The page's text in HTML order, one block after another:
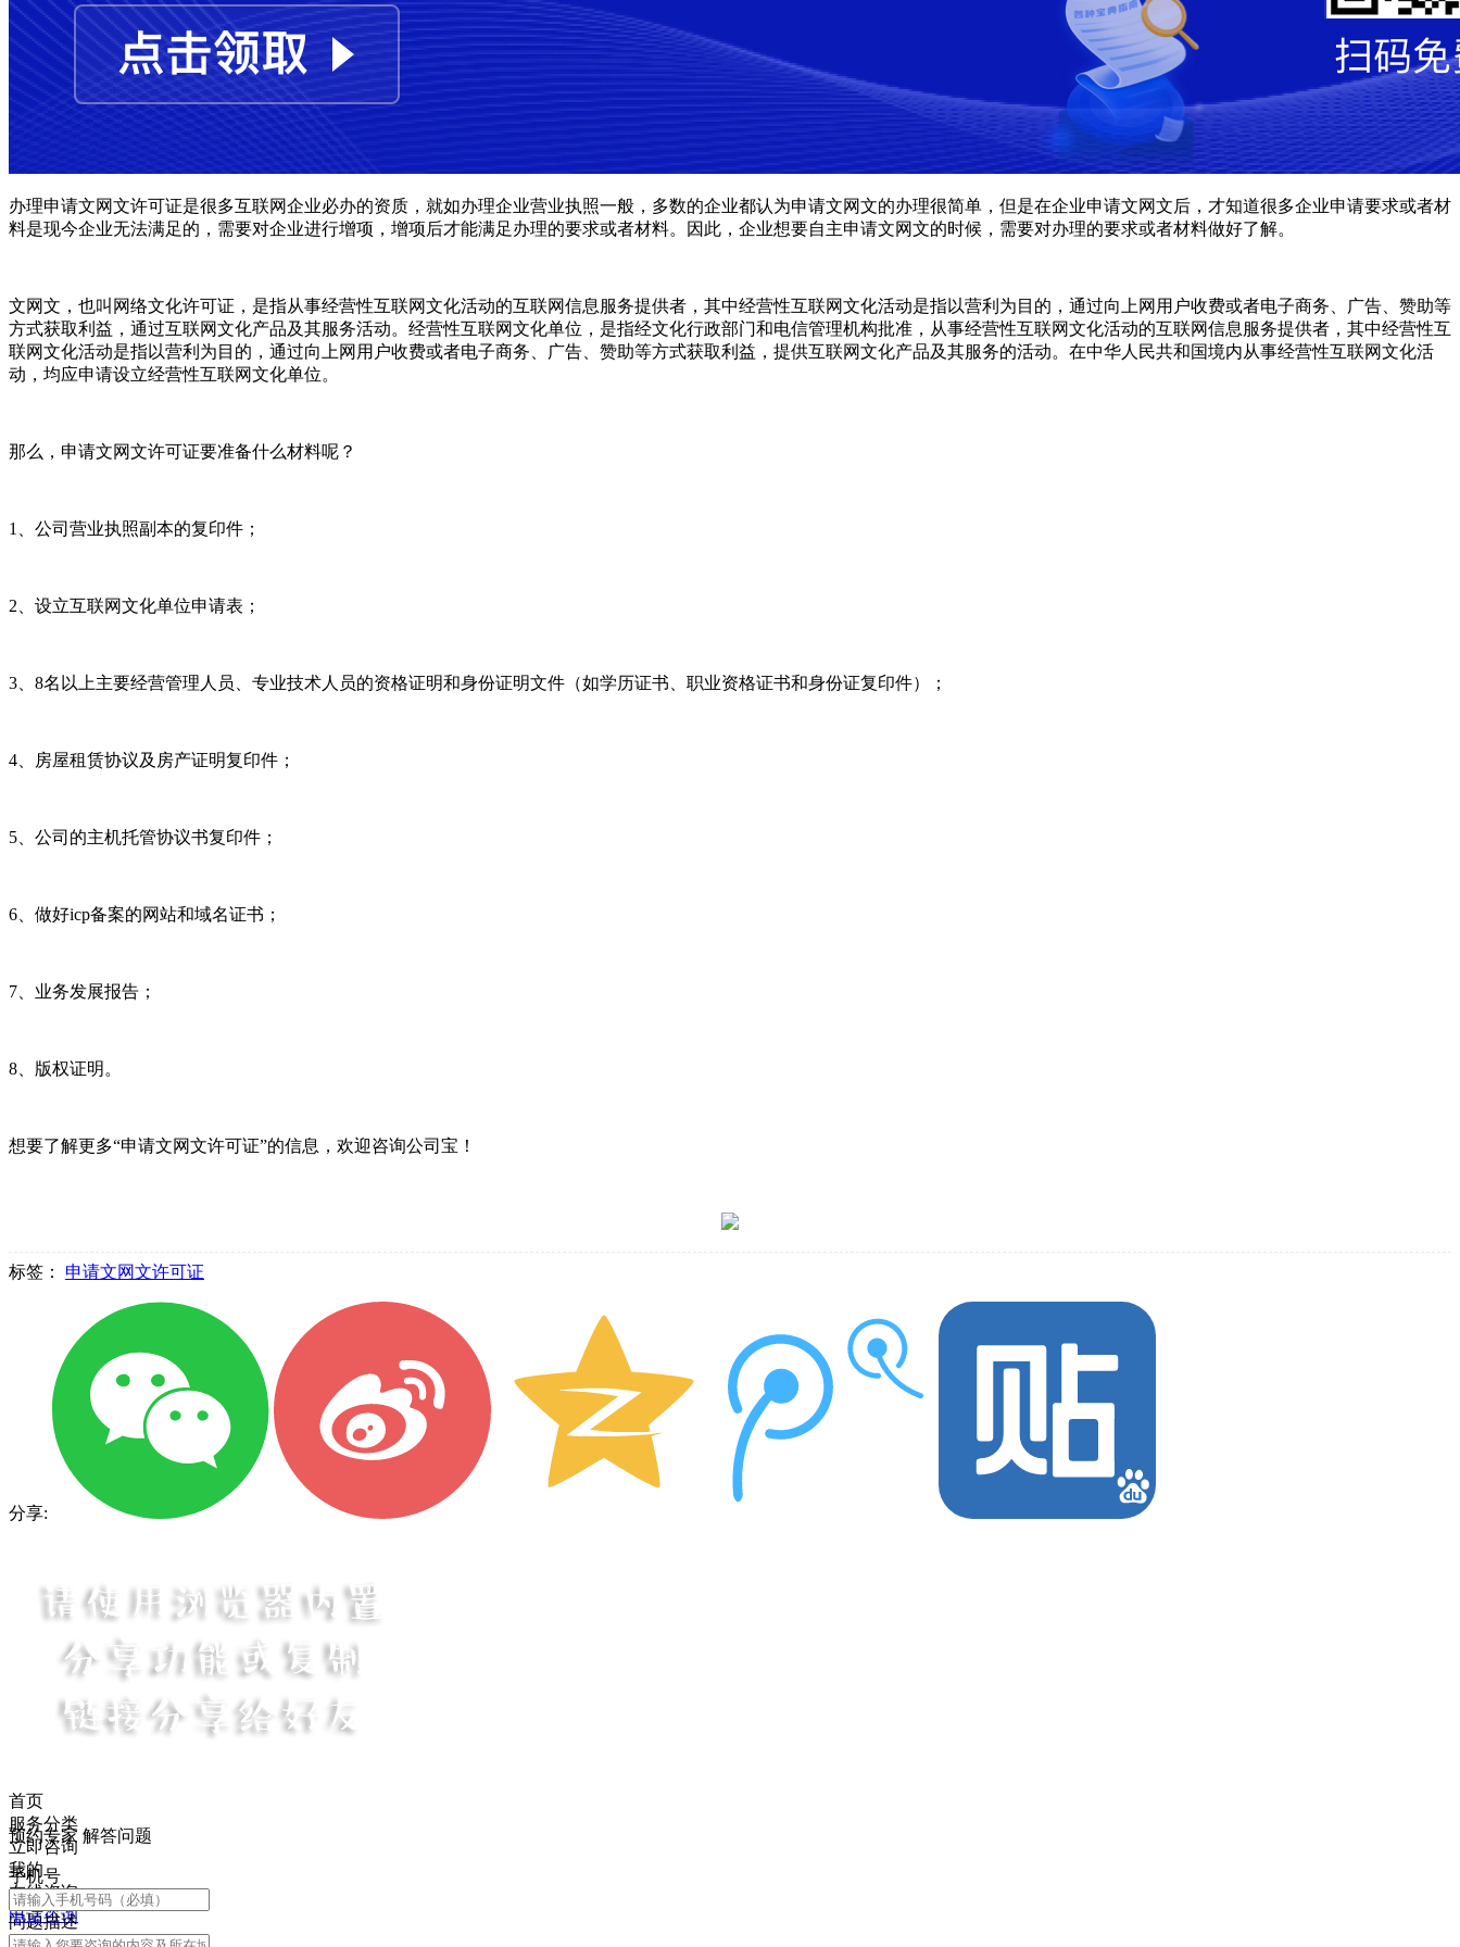
办理申请文网文许可证是很多互联网企业必办的资质，就如办理企业营业执照一般，多数的企业都认为申请文网文的办理很简单，但是在企业申请文网文后，才知道很多企业申请要求或者材
料是现今企业无法满足的，需要对企业进行增项，增项后才能满足办理的要求或者材料。因此，企业想要自主申请文网文的时候，需要对办理的要求或者材料做好了解。
文网文，也叫网络文化许可证，是指从事经营性互联网文化活动的互联网信息服务提供者，其中经营性互联网文化活动是指以营利为目的，通过向上网用户收费或者电子商务、广告、赞助等
方式获取利益，通过互联网文化产品及其服务活动。经营性互联网文化单位，是指经文化行政部门和电信管理机构批准，从事经营性互联网文化活动的互联网信息服务提供者，其中经营性互
联网文化活动是指以营利为目的，通过向上网用户收费或者电子商务、广告、赞助等方式获取利益，提供互联网文化产品及其服务的活动。在中华人民共和国境内从事经营性互联网文化活
动，均应申请设立经营性互联网文化单位。
那么，申请文网文许可证要准备什么材料呢？
1、公司营业执照副本的复印件；
2、设立互联网文化单位申请表；
3、8名以上主要经营管理人员、专业技术人员的资格证明和身份证明文件（如学历证书、职业资格证书和身份证复印件）；
4、房屋租赁协议及房产证明复印件；
5、公司的主机托管协议书复印件；
6、做好icp备案的网站和域名证书；
7、业务发展报告；
8、版权证明。
想要了解更多“申请文网文许可证”的信息，欢迎咨询公司宝！
标签： 申请文网文许可证
分享:
首页
服务分类
立即咨询
我的
在线咨询
电话咨询
预约专家 解答问题
手机号
问题描述